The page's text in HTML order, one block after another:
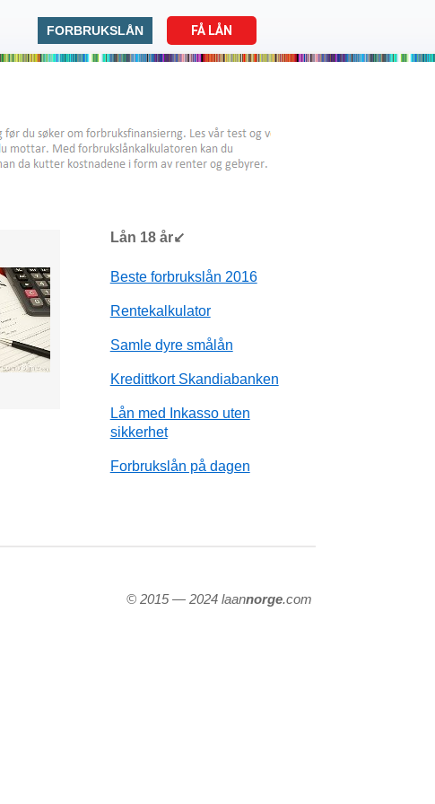
FORBRUKSLÅN FÅ LÅN
Lån 18 år↙
Beste forbrukslån 2016
Rentekalkulator
Samle dyre smålån
Kredittkort Skandiabanken
Lån med Inkasso uten
sikkerhet
Forbrukslån på dagen
© 2015 — 2024 laannorge.com